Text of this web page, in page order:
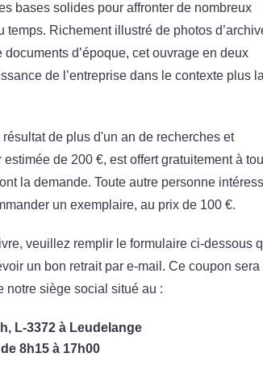
bases solides pour affronter de nombreux
temps. Richement illustré de photos
documents d’époque, cet ouvrage en deux
de l’entreprise dans le contexte plus
de plus d'un an de recherches et
estimée de 200 €, est offert gratuitement à
la demande. Toute autre personne
un exemplaire, au prix de 100 €.
veuillez remplir le formulaire ci-dessous
un bon retrait par e-mail. Ce coupon sera
notre siège social situé au :
L-3372 à Leudelange
8h15 à 17h00